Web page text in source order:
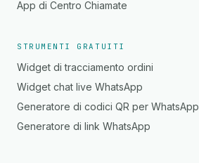
App di Centro Chiamate
STRUMENTI GRATUITI
Widget di tracciamento ordini
Widget chat live WhatsApp
Generatore di codici QR per WhatsApp
Generatore di link WhatsApp